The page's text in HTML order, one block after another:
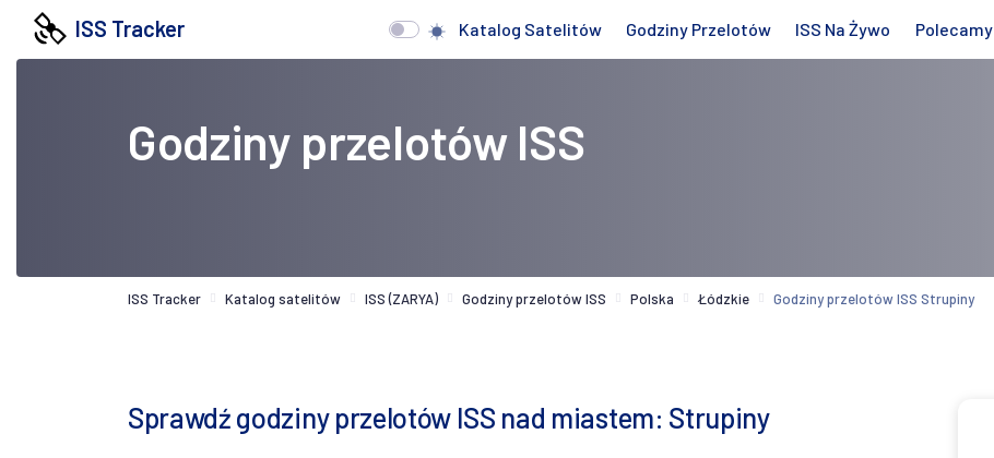
ISS Tracker Katalog Satelitów Godziny Przelotów ISS Na Żywo Polecamy
Godziny przelotów ISS
ISS Tracker Katalog satelitów ISS (ZARYA) Godziny przelotów ISS Polska Łódzkie Godziny przelotów ISS Strupiny
Sprawdź godziny przelotów ISS nad miastem: Strupiny